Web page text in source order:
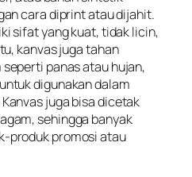
cara diprint atau dijahit.
sifat yang kuat, tidak licin,
kanvas juga tahan
panas atau hujan,
digunakan dalam
juga bisa dicetak
sehingga banyak
produk promosi atau